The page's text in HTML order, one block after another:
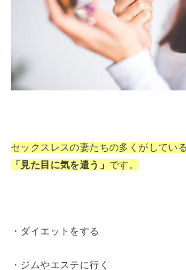
セックスレスの妻たちの多くがしてい
「見た目に気を遣う」 です。
・ダイエットをする
・ジムやエステに行く